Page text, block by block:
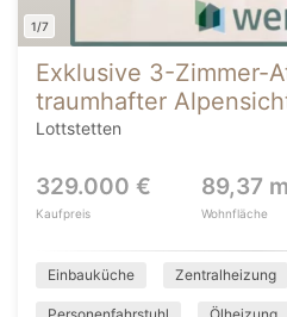
1/7
Exklusive 3-Zimmer-
traumhafter
Lottstetten
329.000 €
Kaufpreis
89,37
Wohnfläche
Einbauküche Zentralheizung